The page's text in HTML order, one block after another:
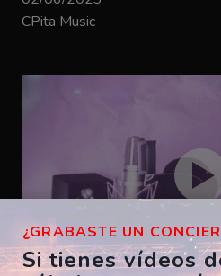
CPita Music
¿GRABASTE UN
Si tienes vídeos